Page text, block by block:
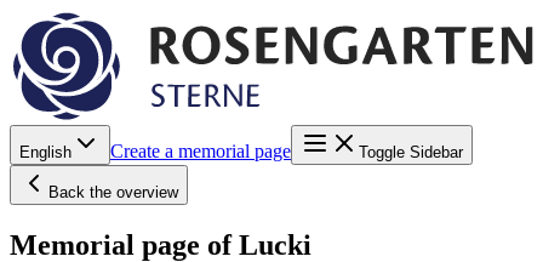
English Create a memorial page Toggle Sidebar
Back the overview
Memorial page of Lucki